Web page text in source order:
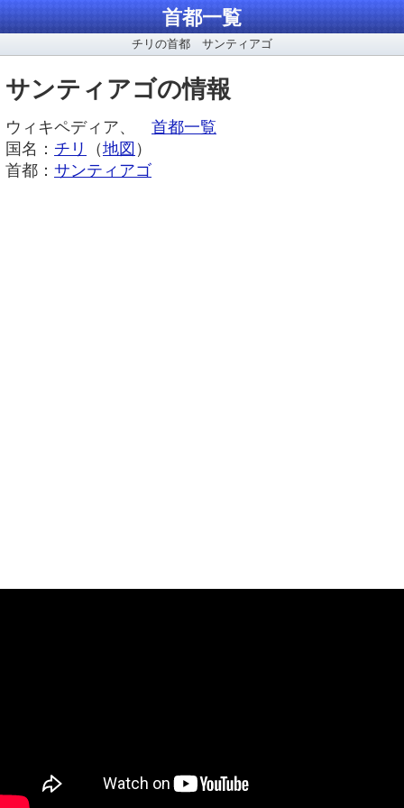
首都一覧
チリの首都 サンティアゴ
サンティアゴの情報
ウィキペディア、 首都一覧
国名： チリ （地図 ）
首都： サンティアゴ